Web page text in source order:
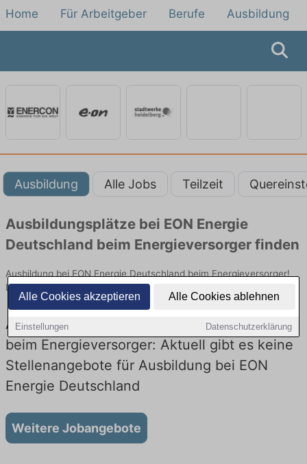
Alle Cookies akzeptieren Alle Cookies ablehnen
Einstellungen Datenschutzerklärung
Home Für Arbeitgeber Berufe Ausbildung
Ausbildung Alle Jobs Teilzeit
Ausbildungsplätze bei EON Energie
Deutschland beim Energieversorger finden
Ausbildung bei EON Energie Deutschland beim Energieversorger!
Lehrstellen in Technik. Jetzt bewerben!
Ausbildung bei EON Energie Deutschland
beim Energieversorger: Aktuell gibt es keine
Stellenangebote für Ausbildung bei EON
Energie Deutschland
Weitere Jobangebote